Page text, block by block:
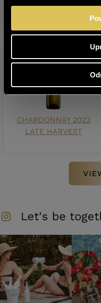
CHARDONNAY 2023
LATE HARVEST
Let's be